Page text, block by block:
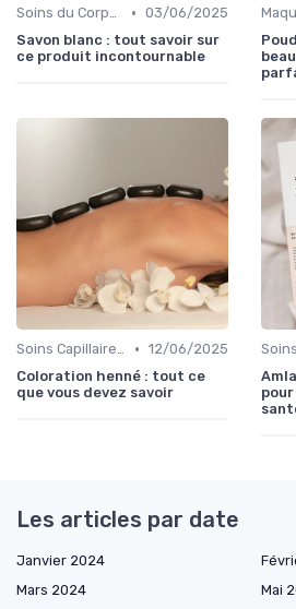
Soins du Corps Bio • 03/06/2025
Savon blanc : tout savoir sur
ce produit incontournable
Soins Capillaires Bio • 12/06/2025
Coloration henné : tout ce
que vous devez savoir
Les articles par date
Janvier 2024
Mars 2024
Mai